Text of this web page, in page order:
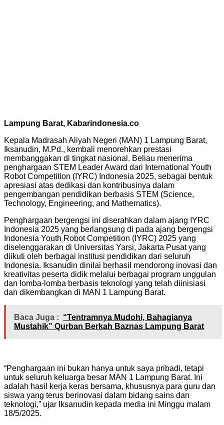
Lampung Barat, Kabarindonesia.co
Kepala Madrasah Aliyah Negeri (MAN) 1 Lampung Barat,
Iksanudin, M.Pd., kembali menorehkan prestasi
membanggakan di tingkat nasional. Beliau menerima
penghargaan STEM Leader Award dari International Youth
Robot Competition (IYRC) Indonesia 2025, sebagai bentuk
apresiasi atas dedikasi dan kontribusinya dalam
pengembangan pendidikan berbasis STEM (Science,
Technology, Engineering, and Mathematics).
Penghargaan bergengsi ini diserahkan dalam ajang IYRC
Indonesia 2025 yang berlangsung di pada ajang bergengsi
Indonesia Youth Robot Competition (IYRC) 2025 yang
diselenggarakan di Universitas Yarsi, Jakarta Pusat yang
diikuti oleh berbagai institusi pendidikan dari seluruh
Indonesia. Iksanudin dinilai berhasil mendorong inovasi dan
kreativitas peserta didik melalui berbagai program unggulan
dan lomba-lomba berbasis teknologi yang telah diinisiasi
dan dikembangkan di MAN 1 Lampung Barat.
Baca Juga : “Tentramnya Mudohi, Bahagianya
Mustahik” Qurban Berkah Baznas Lampung Barat
“Penghargaan ini bukan hanya untuk saya pribadi, tetapi
untuk seluruh keluarga besar MAN 1 Lampung Barat. Ini
adalah hasil kerja keras bersama, khususnya para guru dan
siswa yang terus berinovasi dalam bidang sains dan
teknologi,” ujar Iksanudin kepada media ini Minggu malam
18/5/2025.